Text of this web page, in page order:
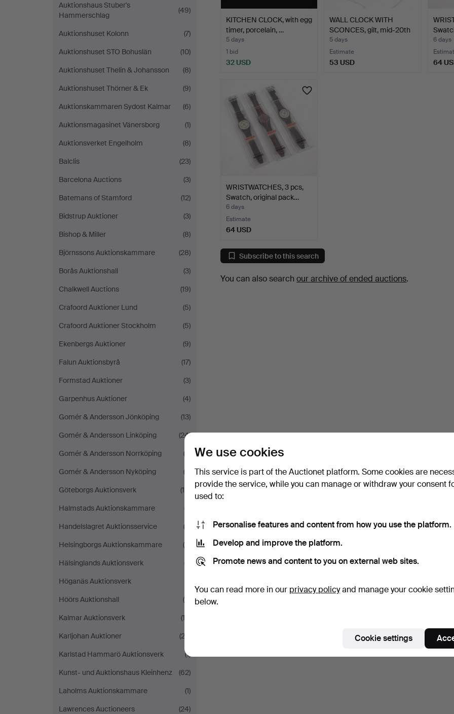
Auktionshaus Stuber's
Hammerschlag
(49)
Auktionshuset Kolonn
(7)
Auktionshuset STO Bohuslän
(10)
Auktionshuset Thelin & Johansson
(8)
Auktionshuset Thörner & Ek
(9)
Auktionskammaren Sydost Kalmar
(6)
Auktionsmagasinet Vänersborg
(1)
Auktionsverket Engelholm
(8)
Balclis
(23)
Barcelona Auctions
(3)
Batemans of Stamford
(12)
Bidstrup Auktioner
(3)
Bishop & Miller
(8)
Björnssons Auktionskammare
(28)
Borås Auktionshall
(3)
Chalkwell Auctions
(19)
Crafoord Auktioner Lund
(5)
Crafoord Auktioner Stockholm
(5)
Ekenbergs Auktioner
(9)
Falun Auktionsbyrå
(17)
Formstad Auktioner
(3)
Garpenhus Auktioner
(4)
Gomér & Andersson Jönköping
(13)
Gomér & Andersson Linköping
(24)
Gomér & Andersson Norrköping
(3)
Gomér & Andersson Nyköping
(3)
Göteborgs Auktionsverk
(16)
Halmstads Auktionskammare
(7)
Handelslagret Auktionsservice
(3)
Helsingborgs Auktionskammare
(9)
Hälsinglands Auktionsverk
(7)
Höganäs Auktionsverk
Höörs Auktionshall
(4)
Kalmar Auktionsverk
(13)
Karljohan Auktioner
(23)
Karlstad Hammarö Auktionsverk
(1)
Kunst- und Auktionshaus Kleinhenz
(62)
Laholms Auktionskammare
(1)
Lawrences Auctioneers
(24)
KITCHEN CLOCK, with egg
timer, porcelain, …
5 days
1 bid
32 USD
WALL CLOCK WITH
SCONCES, gilt, mid-20th
ce…
5 days
Estimate
53 USD
6 days
64
WRISTWATCHES, 3 pcs,
Swatch, original pack…
6 days
Estimate
64 USD
Subscribe to this search
You can also searchour archive of ended auctions.
We use cookies
This service is part of the Auctionet platform. Some cookies are
provide the service, while you can manage or withdraw your consent
used to:
Personalise features and content from how you use the platform.
Develop and improve the platform.
Promote news and content to you on external web sites.
You can read more in our privacy policyand manage your cookie
below.
Cookie settings